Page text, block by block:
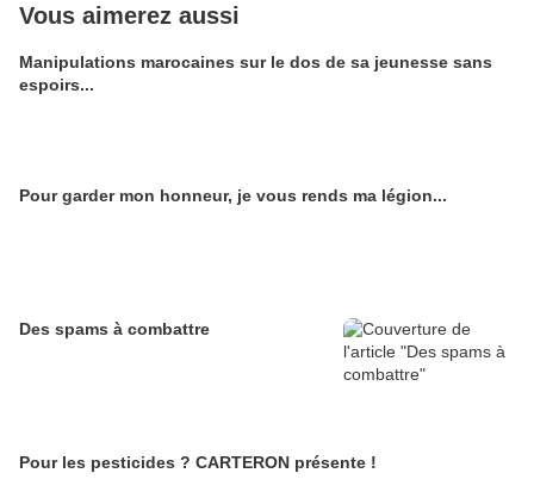
Vous aimerez aussi
Manipulations marocaines sur le dos de sa jeunesse sans
espoirs...
Pour garder mon honneur, je vous rends ma légion...
Des spams à combattre
Pour les pesticides ? CARTERON présente !